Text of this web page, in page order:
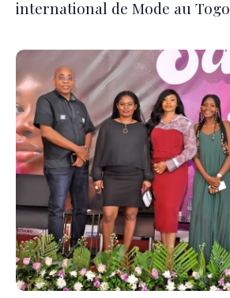
international de Mode au Togo